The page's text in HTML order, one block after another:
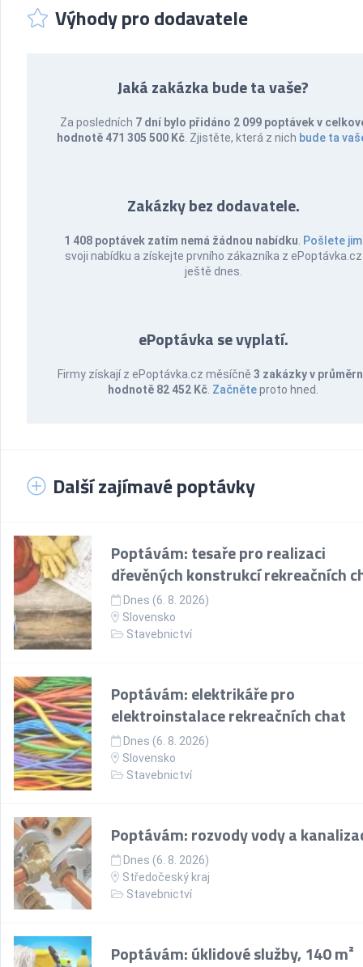
Výhody pro dodavatele
Jaká zakázka bude ta vaše?
Za posledních 7 dní bylo přidáno 2 099 poptávek v
hodnotě 471 305 500 Kč . Zjistěte, která z nich bude ta
Zakázky bez dodavatele.
1 408 poptávek zatím nemá žádnou nabídku Pošlete jim
svoji nabídku a získejte prvního zákazníka z ePoptávka.cz
ještě dnes.
ePoptávka se vyplatí.
Firmy získají z ePoptávka.cz měsíčně 3 zakázky v
hodnotě 82 452 Kč Začněteproto hned.
Další zajímavé poptávky
Poptávám: tesaře pro realizaci
dřevěných konstrukcí rekreačních
Dnes (6. 8. 2026)
Slovensko
Stavebnictví
Poptávám: elektrikáře pro
elektroinstalace rekreačních chat
Dnes (6. 8. 2026)
Slovensko
Stavebnictví
Poptávám: rozvody vody a
Dnes (6. 8. 2026)
Středočeský kraj
Stavebnictví
Poptávám: úklidové služby, 140 m²